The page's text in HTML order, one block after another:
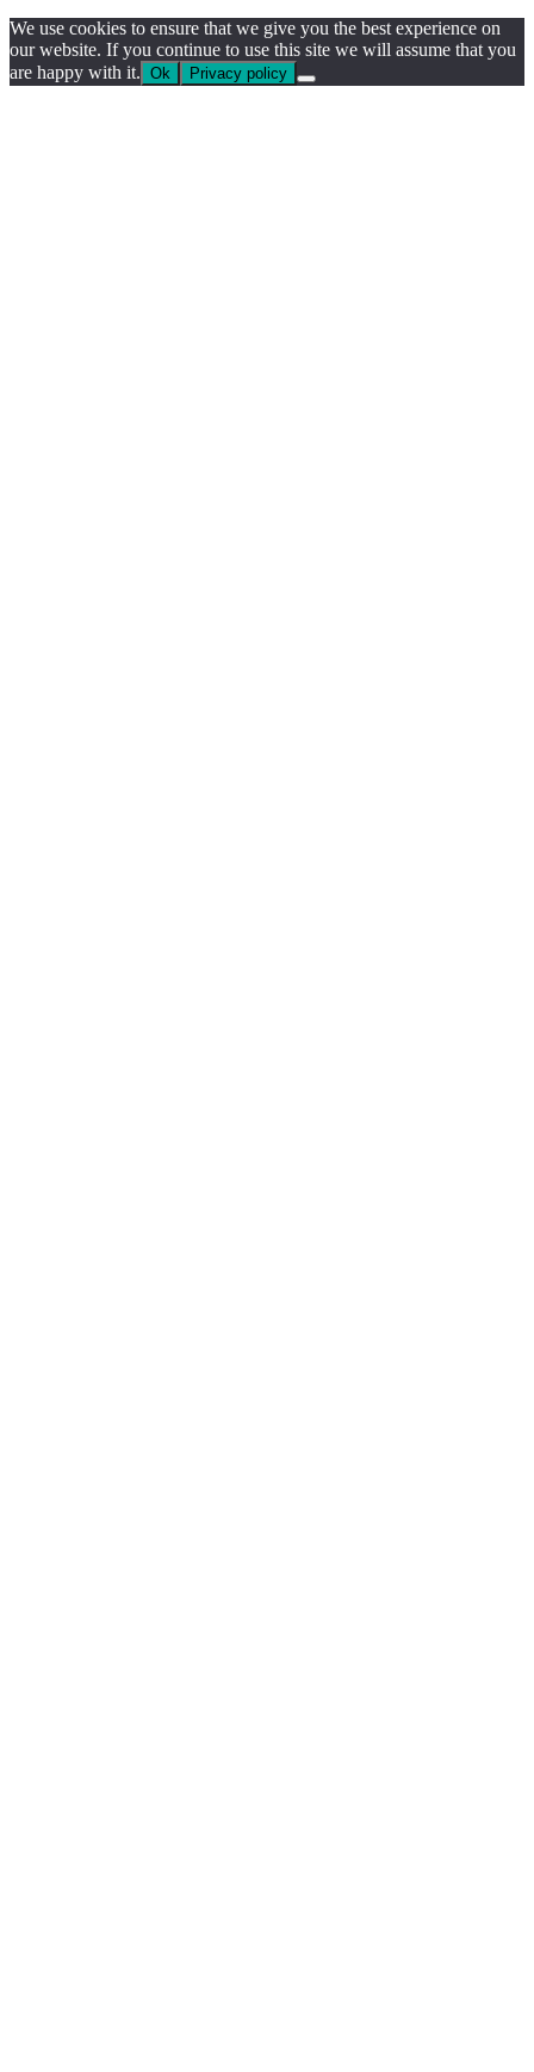
We use cookies to ensure that we give you the best experience on
our website. If you continue to use this site we will assume that you
are happy with it. Ok Privacy policy